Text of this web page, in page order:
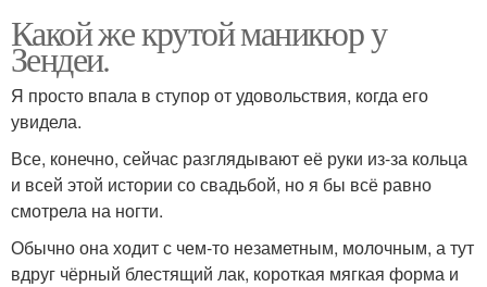
Какой же крутой маникюр у
Зендеи.
Я просто впала в ступор от удовольствия, когда его
увидела.
Все, конечно, сейчас разглядывают её руки из-за кольца
и всей этой истории со свадьбой, но я бы всё равно
смотрела на ногти.
Обычно она ходит с чем-то незаметным, молочным, а тут
вдруг чёрный блестящий лак, короткая мягкая форма и